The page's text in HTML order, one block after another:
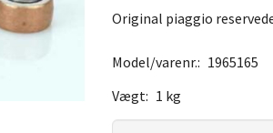
Original piaggio
Model/varenr.: 1965165
Vægt: 1 kg